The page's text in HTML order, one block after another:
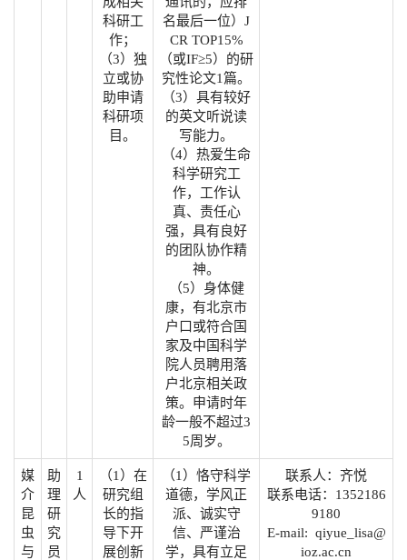
科研工
作；
（3）独
立或协
助申请
科研项
目。
名最后一位）J
CR TOP15%
（或IF≥5）的研
究性论文1篇。
（3）具有较好
的英文听说读
写能力。
（4）热爱生命
科学研究工
作，工作认
真、责任心
强，具有良好
的团队协作精
神。
（5）身体健
康，有北京市
户口或符合国
家及中国科学
院人员聘用落
户北京相关政
策。申请时年
龄一般不超过3
5周岁。
媒
介
昆
虫
与
助
理
研
究
员
1
人
（1）在
研究组
长的指
导下开
展创新
（1）恪守科学
道德，学风正
派、诚实守
信、严谨治
学，具有立足
联系人：齐悦
联系电话：1352186
9180
E-mail: qiyue_lisa@
ioz.ac.cn